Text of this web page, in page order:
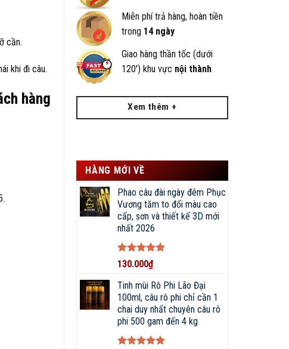
cần.
khi đi câu.
hàng
Miễn phí trả hàng, hoàn tiền
trong 14 ngày
Giao hàng thần tốc (dưới
120') khu vực nội thành
Xem thêm +
HÀNG MỚI VỀ
Phao câu đài ngày đêm Phục
Vương tăm to đổi màu cao
cấp, sơn và thiết kế 3D mới
nhất 2026
Được xếp
5
sao
130.000₫
Tinh mùi Rô Phi Lão Đại
100ml, câu rô phi chỉ cần 1
chai duy nhất chuyên câu rô
phi 500 gam đến 4 kg